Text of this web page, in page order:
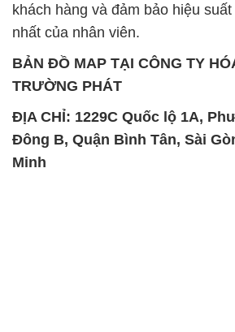
khách hàng và đảm bảo hiệu
nhất của nhân viên.
BẢN ĐỒ MAP TẠI CÔNG TY
TRƯỜNG PHÁT
ĐỊA CHỈ: 1229C Quốc lộ 1A,
Đông B, Quận Bình Tân, Sài
Minh